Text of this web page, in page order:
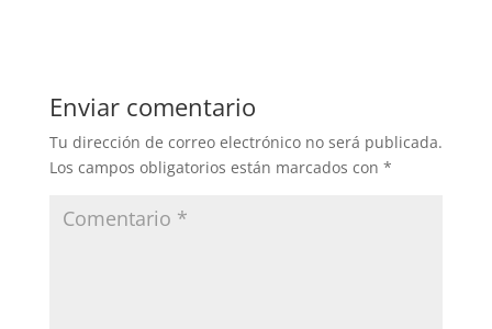
Enviar comentario
Tu dirección de correo electrónico no será publicada.
Los campos obligatorios están marcados con *